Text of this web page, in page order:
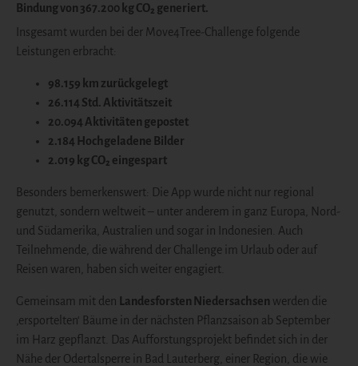
Bindung von 367.200 kg CO₂ generiert.
Insgesamt wurden bei der Move4Tree-Challenge folgende
Leistungen erbracht:
98.159 km zurückgelegt
26.114 Std. Aktivitätszeit
20.094 Aktivitäten gepostet
2.184 Hochgeladene Bilder
2.019 kg CO₂ eingespart
Besonders bemerkenswert: Die App wurde nicht nur regional
genutzt, sondern weltweit – unter anderem in ganz Europa, Nord-
und Südamerika, Australien und sogar in Indonesien. Auch
Teilnehmende, die während der Challenge im Urlaub oder auf
Reisen waren, haben sich weiter engagiert.
Gemeinsam mit den Landesforsten Niedersachsen werden die
‚ersportelten‘ Bäume in der nächsten Pflanzsaison ab September
im Harz gepflanzt. Das Aufforstungsprojekt befindet sich in der
Nähe der Odertalsperre in Bad Lauterberg, einer Region, die wie